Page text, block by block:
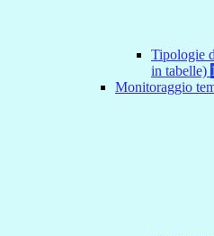
Tipologie
in tabelle) 1
Monitoraggio